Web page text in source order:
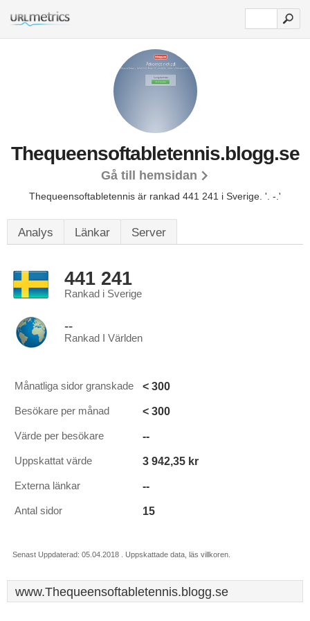
Thequeensoftabletennis.blogg.se
Gå till hemsidan
Thequeensoftabletennis är rankad 441 241 i Sverige. '. -.'
Analys Länkar Server
441 241
Rankad i Sverige
--
Rankad I Världen
Månatliga sidor granskade < 300
Besökare per månad < 300
Värde per besökare --
Uppskattat värde 3 942,35 kr
Externa länkar --
Antal sidor 15
Senast Uppdaterad: 05.04.2018 . Uppskattade data, läs villkoren.
www.Thequeensoftabletennis.blogg.se